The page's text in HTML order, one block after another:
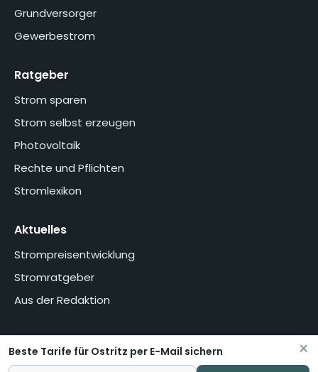
Grundversorger
Gewerbestrom
Ratgeber
Strom sparen
Strom selbst erzeugen
Photovoltaik
Rechte und Pflichten
Stromlexikon
Aktuelles
Strompreisentwicklung
Stromratgeber
Aus der Redaktion
HomeÜber unsMethodikPresseDatenschutzerklärung
×
Beste Tarife für Ostritz per E-Mail sichern